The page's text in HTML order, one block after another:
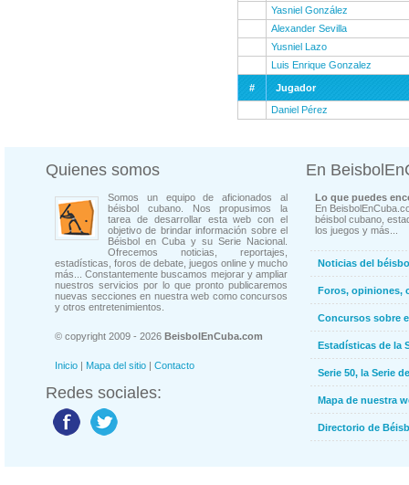
Yasniel González
Alexander Sevilla
Yusniel Lazo
Luis Enrique Gonzalez
#
Jugador
Daniel Pérez
Quienes somos
Somos un equipo de aficionados al
béisbol cubano. Nos propusimos la
tarea de desarrollar esta web con el
objetivo de brindar información sobre el
Béisbol en Cuba y su Serie Nacional.
Ofrecemos noticias, reportajes,
estadísticas, foros de debate, juegos online y mucho
más... Constantemente buscamos mejorar y ampliar
nuestros servicios por lo que pronto publicaremos
nuevas secciones en nuestra web como concursos
y otros entretenimientos.
© copyright 2009 - 2026 BeisbolEnCuba.com
Inicio | Mapa del sitio | Contacto
Redes sociales:
En
Lo que puedes
En
béisbol cubano,
los juegos y más...
Noticias del
Foros, opiniones,
Concursos sobre
Estadísticas de la
Serie 50, la Serie
Mapa de nuestra
Directorio de